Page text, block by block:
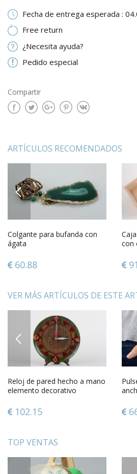
Fecha de entrega esperada :
Free return
¿Necesita ayuda?
Pedido especial
Compartir
ARTÍCULOS RECOMENDADOS
PREVIOUS
Colgante para bufanda con
ágata
60.88
con
VER MÁS ARTÍCULOS DE ESTE
PREVIOUS
Reloj de pared hecho a mano
elemento decorativo
102.15
TOP VENTAS